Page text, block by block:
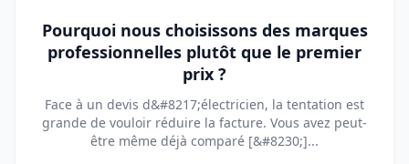
Pourquoi nous choisissons des marques
professionnelles plutôt que le premier
prix ?
Face à un devis d&#8217;électricien, la tentation est
grande de vouloir réduire la facture. Vous avez peut-
être même déjà comparé [&#8230;]...